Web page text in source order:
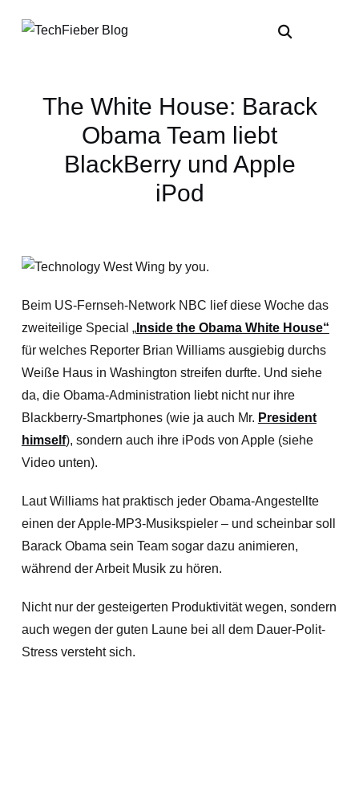
The White House: Barack
Obama Team liebt
BlackBerry und Apple
iPod
Beim US-Fernseh-Network NBC lief diese Woche das
zweiteilige Special „Inside the Obama White House“
für welches Reporter Brian Williams ausgiebig durchs
Weiße Haus in Washington streifen durfte. Und siehe
da, die Obama-Administration liebt nicht nur ihre
Blackberry-Smartphones (wie ja auch Mr. President
himself), sondern auch ihre iPods von Apple (siehe
Video unten).
Laut Williams hat praktisch jeder Obama-Angestellte
einen der Apple-MP3-Musikspieler– und scheinbar soll
Barack Obama sein Team sogar dazu animieren,
während der Arbeit Musik zu hören.
Nicht nur der gesteigerten Produktivität wegen, sondern
auch wegen der guten Laune bei all dem Dauer-Polit-
Stress versteht sich.